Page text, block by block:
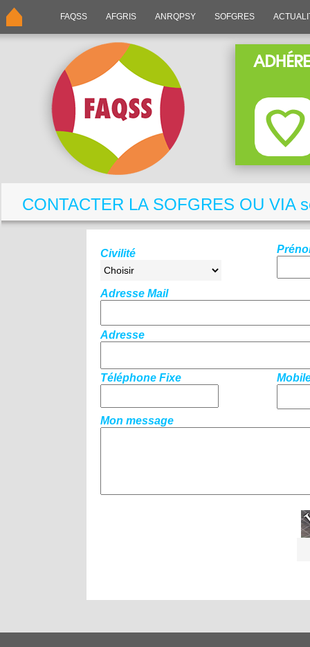
FAQSS AFGRIS ANRQPSY SOFGRES
CONTACTER LA SOFGRES OU VIA
Civilité
Adresse Mail
Adresse
Téléphone Fixe
Mon message